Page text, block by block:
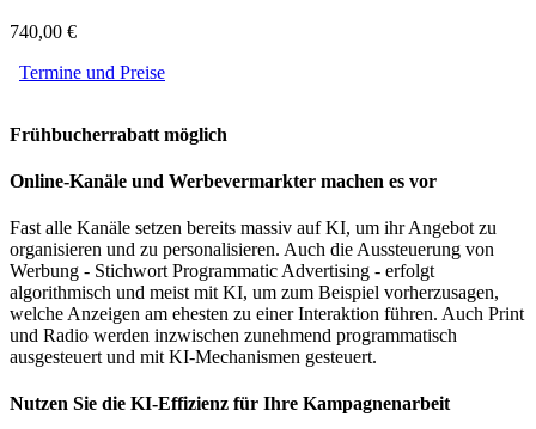
740,00 €
Termine und Preise
Frühbucherrabatt möglich
Online-Kanäle und Werbevermarkter machen es vor
Fast alle Kanäle setzen bereits massiv auf KI, um ihr Angebot zu
organisieren und zu personalisieren. Auch die Aussteuerung von
Werbung - Stichwort Programmatic Advertising - erfolgt
algorithmisch und meist mit KI, um zum Beispiel vorherzusagen,
welche Anzeigen am ehesten zu einer Interaktion führen. Auch Print
und Radio werden inzwischen zunehmend programmatisch
ausgesteuert und mit KI-Mechanismen gesteuert.
Nutzen Sie die KI-Effizienz für Ihre Kampagnenarbeit